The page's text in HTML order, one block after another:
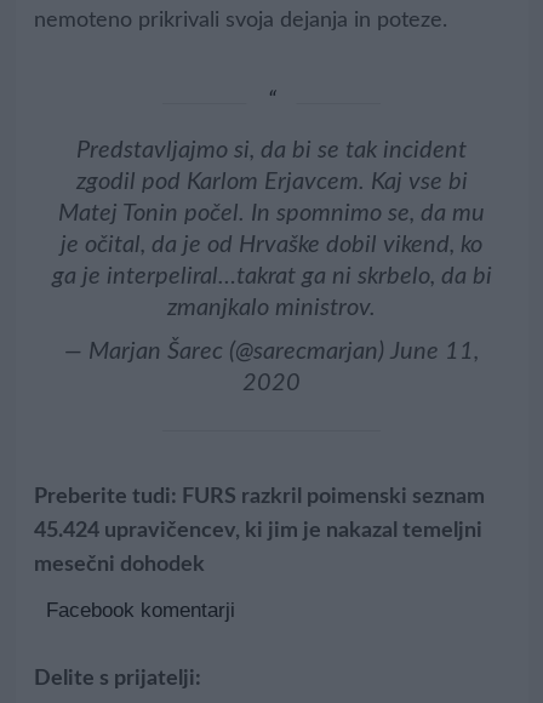
nemoteno prikrivali svoja dejanja in poteze.
Predstavljajmo si, da bi se tak incident
zgodil pod Karlom Erjavcem. Kaj vse bi
Matej Tonin počel. In spomnimo se, da mu
je očital, da je od Hrvaške dobil vikend, ko
ga je interpeliral…takrat ga ni skrbelo, da bi
zmanjkalo ministrov.
— Marjan Šarec (@sarecmarjan) June 11,
2020
Preberite tudi: FURS razkril poimenski seznam
45.424 upravičencev, ki jim je nakazal temeljni
mesečni dohodek
Facebook komentarji
Delite s prijatelji: